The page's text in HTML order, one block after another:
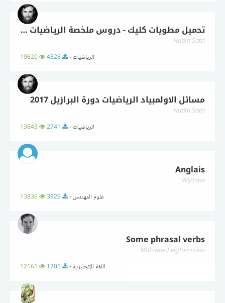
تحميل مطويات كليك - دروس ملخصة الرياضيات للبكالوريا
Hatim Satri
الرياضيات -
مسائل الاولمبياد الرياضيات دورة البرازيل 2017
Hatim Satri
الرياضيات -
Anglais
Wijdane
علوم المهندس -
Some phrasal verbs
Mohamed elghennami
اللغة الإنجليزية -